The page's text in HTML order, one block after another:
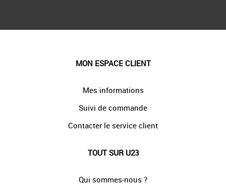
MON ESPACE CLIENT
Mes informations
Suivi de commande
Contacter le service client
TOUT SUR U23
Qui sommes-nous ?